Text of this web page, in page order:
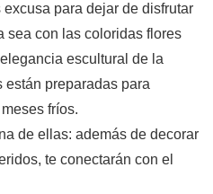
para dejar de disfrutar
sea con las coloridas flores
escultural de la
preparadas para
fríos.
de ellas: además de decorar
te conectarán con el